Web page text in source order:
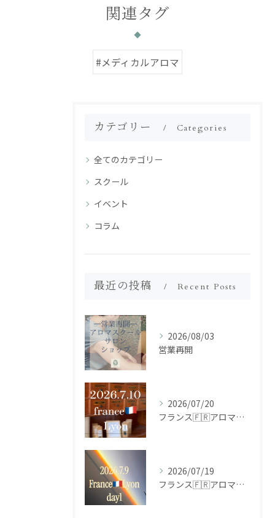
関連タグ
#メディカルアロマ
カテゴリー Categories
全てのカテゴリー
スクール
イベント
コラム
最近の投稿 Recent Posts
2026/08/03
営業再開
2026/07/20
フランス🇫🇷アロマ研修ツアー𝗱𝗮𝘆𝟮
2026/07/19
フランス🇫🇷アロマ研修ツアー𝗱𝗮𝘆𝟭